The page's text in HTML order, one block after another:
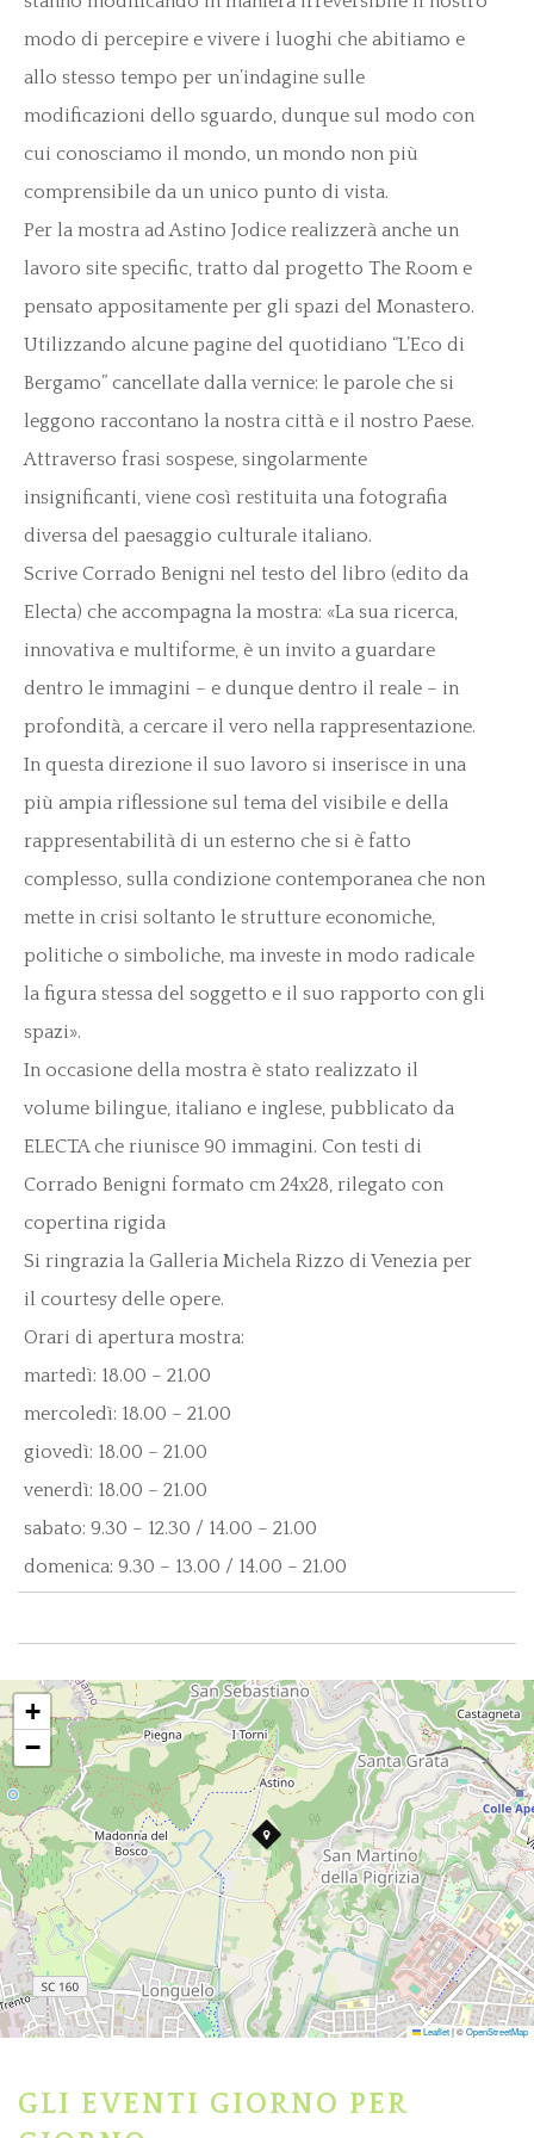
modo di percepire e vivere i luoghi che abitiamo e
allo stesso tempo per un’indagine sulle
modificazioni dello sguardo, dunque sul modo con
cui conosciamo il mondo, un mondo non più
comprensibile da un unico punto di vista.
Per la mostra ad Astino Jodice realizzerà anche un
lavoro site specific, tratto dal progetto The Room e
pensato appositamente per gli spazi del Monastero.
Utilizzando alcune pagine del quotidiano “L’Eco di
Bergamo” cancellate dalla vernice: le parole che si
leggono raccontano la nostra città e il nostro Paese.
Attraverso frasi sospese, singolarmente
insignificanti, viene così restituita una fotografia
diversa del paesaggio culturale italiano.
Scrive Corrado Benigni nel testo del libro (edito da
Electa) che accompagna la mostra: «La sua ricerca,
innovativa e multiforme, è un invito a guardare
dentro le immagini – e dunque dentro il reale – in
profondità, a cercare il vero nella rappresentazione.
In questa direzione il suo lavoro si inserisce in una
più ampia riflessione sul tema del visibile e della
rappresentabilità di un esterno che si è fatto
complesso, sulla condizione contemporanea che non
mette in crisi soltanto le strutture economiche,
politiche o simboliche, ma investe in modo radicale
la figura stessa del soggetto e il suo rapporto con gli
spazi».
In occasione della mostra è stato realizzato il
volume bilingue, italiano e inglese, pubblicato da
ELECTA che riunisce 90 immagini. Con testi di
Corrado Benigni formato cm 24x28, rilegato con
copertina rigida
Si ringrazia la Galleria Michela Rizzo di Venezia per
il courtesy delle opere.
Orari di apertura mostra:
martedì: 18.00 – 21.00
mercoledì: 18.00 – 21.00
giovedì: 18.00 – 21.00
venerdì: 18.00 – 21.00
sabato: 9.30 – 12.30 / 14.00 – 21.00
domenica: 9.30 – 13.00 / 14.00 – 21.00
+
−
Leaflet|©OpenStreetMap
GLI EVENTI GIORNO PER